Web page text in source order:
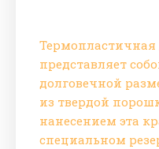
представляет
долговечной
из твердой
нанесением эта
специальном